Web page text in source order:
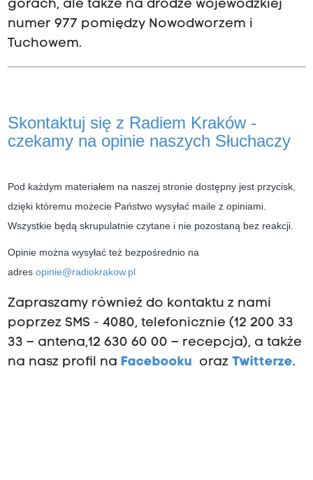
górach, ale także na drodze wojewódzkiej
numer 977 pomiędzy Nowodworzem i
Tuchowem.
Skontaktuj się z Radiem Kraków -
czekamy na opinie naszych Słuchaczy
Pod każdym materiałem na naszej stronie dostępny jest przycisk,
dzięki któremu możecie Państwo wysyłać maile z opiniami.
Wszystkie będą skrupulatnie czytane i nie pozostaną bez reakcji.
Opinie można wysyłać też bezpośrednio na
adres opinie@radiokrakow.pl
Zapraszamy również do kontaktu z nami
poprzez SMS - 4080, telefonicznie (12 200 33
33 – antena,12 630 60 00 – recepcja), a także
na nasz profil na Facebooku oraz Twitterze.